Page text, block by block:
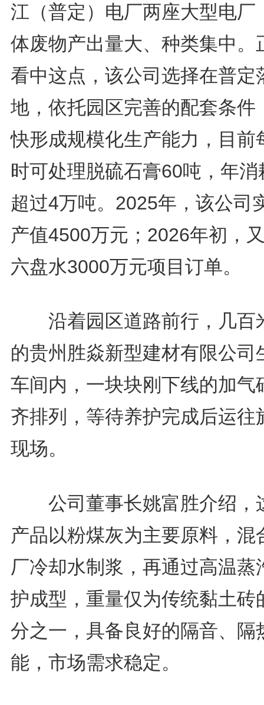
江（普定）电厂两座大型电厂
体废物产出量大、种类集中。
看中这点，该公司选择在普定
地，依托园区完善的配套条件
快形成规模化生产能力，目前
时可处理脱硫石膏60吨，年消
超过4万吨。2025年，该公司
产值4500万元；2026年初，
六盘水3000万元项目订单。
沿着园区道路前行，几百
的贵州胜焱新型建材有限公司
车间内，一块块刚下线的加气
齐排列，等待养护完成后运往
现场。
公司董事长姚富胜介绍，
产品以粉煤灰为主要原料，混
厂冷却水制浆，再通过高温蒸
护成型，重量仅为传统黏土砖
分之一，具备良好的隔音、隔
能，市场需求稳定。